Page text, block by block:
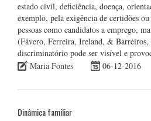
estado civil, deficiência, doença,
exemplo, pela exigência de certidões
pessoas como candidatos a emprego,
(Fávero, Ferreira, Ireland, & Barreiros,
discriminatório pode ser visível e
Maria Fontes
06-12-2016
Dinâmica familiar